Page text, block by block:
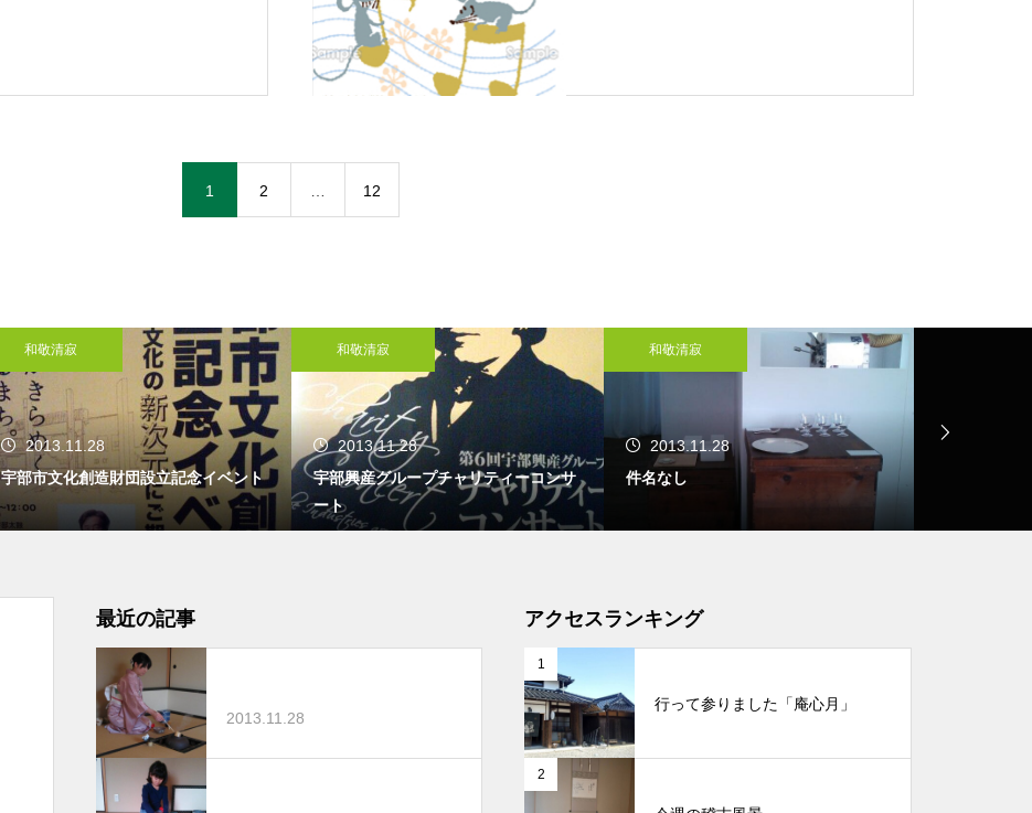
1 2 12
和敬清寂
2013.11.28
宇部市文化創造財団設立記念イベント
和敬清寂
2013.11.28
宇部興産グループチャリティーコンサ
ート
和敬清寂
2013.11.28
件名なし
最近の記事
2013.11.28
アクセスランキング
1
行って参りました「庵心月」
2